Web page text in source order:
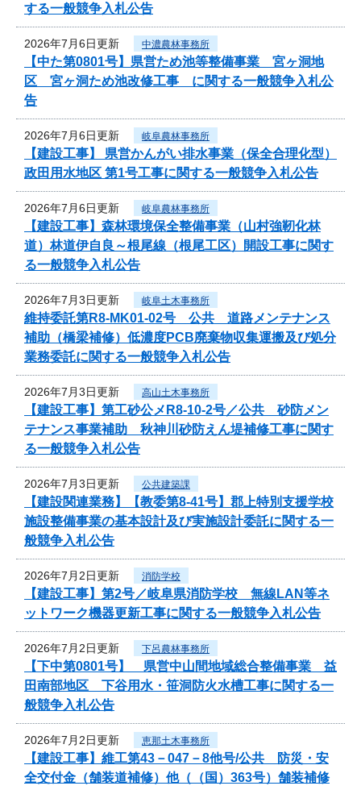
する一般競争入札公告
2026年7月6日更新 中濃農林事務所
【中た第0801号】県営ため池等整備事業 宮ヶ洞地
区 宮ヶ洞ため池改修工事 に関する一般競争入札公
告
2026年7月6日更新 岐阜農林事務所
【建設工事】 県営かんがい排水事業（保全合理化型）
政田用水地区 第1号工事に関する一般競争入札公告
2026年7月6日更新 岐阜農林事務所
【建設工事】森林環境保全整備事業（山村強靭化林
道）林道伊自良～根尾線（根尾工区）開設工事に関す
る一般競争入札公告
2026年7月3日更新 岐阜土木事務所
維持委託第R8-MK01-02号 公共 道路メンテナンス
補助（橋梁補修）低濃度PCB廃棄物収集運搬及び処分
業務委託に関する一般競争入札公告
2026年7月3日更新 高山土木事務所
【建設工事】第工砂公メR8-10-2号／公共 砂防メン
テナンス事業補助 秋神川砂防えん堤補修工事に関す
る一般競争入札公告
2026年7月3日更新 公共建築課
【建設関連業務】【教委第8-41号】郡上特別支援学校
施設整備事業の基本設計及び実施設計委託に関する一
般競争入札公告
2026年7月2日更新 消防学校
【建設工事】第2号／岐阜県消防学校 無線LAN等ネ
ットワーク機器更新工事に関する一般競争入札公告
2026年7月2日更新 下呂農林事務所
【下中第0801号】 県営中山間地域総合整備事業 益
田南部地区 下谷用水・笹洞防火水槽工事に関する一
般競争入札公告
2026年7月2日更新 恵那土木事務所
【建設工事】維工第43－047－8他号/公共 防災・安
全交付金（舗装道補修）他（（国）363号）舗装補修